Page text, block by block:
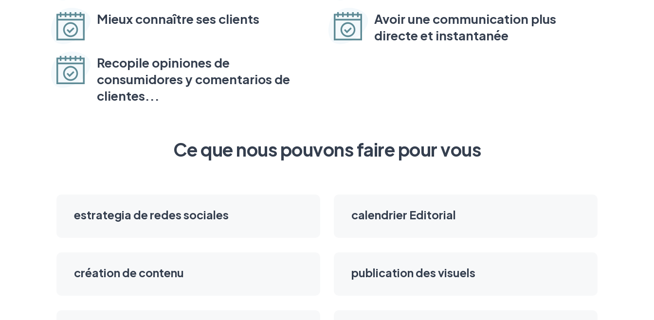
Mieux connaître ses clients
Avoir une communication plus
directe et instantanée
Recopile opiniones de
consumidores y comentarios de
clientes...
Ce que nous pouvons faire pour vous
estrategia de redes sociales calendrier Editorial
création de contenu publication des visuels